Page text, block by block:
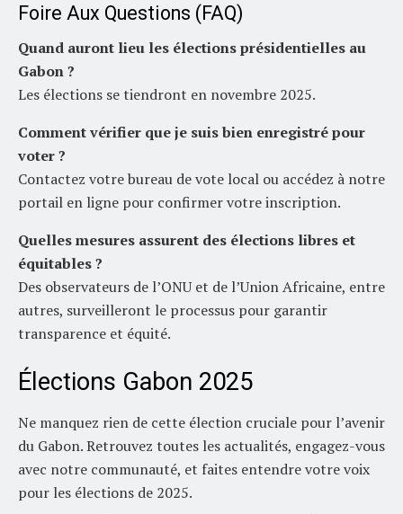
Foire Aux Questions (FAQ)
Quand auront lieu les élections présidentielles au
Gabon ?
Les élections se tiendront en novembre 2025.
Comment vérifier que je suis bien enregistré pour
voter ?
Contactez votre bureau de vote local ou accédez à notre
portail en ligne pour confirmer votre inscription.
Quelles mesures assurent des élections libres et
équitables ?
Des observateurs de l’ONU et de l’Union Africaine, entre
autres, surveilleront le processus pour garantir
transparence et équité.
Élections Gabon 2025
Ne manquez rien de cette élection cruciale pour l’avenir
du Gabon. Retrouvez toutes les actualités, engagez-vous
avec notre communauté, et faites entendre votre voix
pour les élections de 2025.